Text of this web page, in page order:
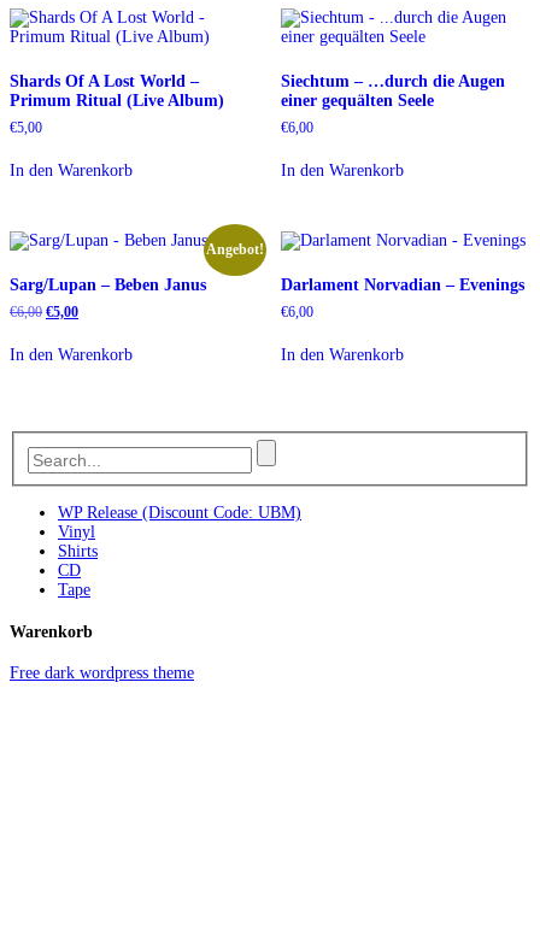
Shards Of A Lost World –
Primum Ritual (Live Album)
€5,00
In den Warenkorb
Siechtum – …durch die Augen
einer gequälten Seele
€6,00
In den Warenkorb
Angebot!
Sarg/Lupan – Beben Janus
€6,00 Ursprünglicher
war:
€6,00
€5,00Aktueller
€5,00.
In den Warenkorb
Darlament Norvadian – Evenings
€6,00
In den Warenkorb
WP Release (Discount Code: UBM)
Vinyl
Shirts
CD
Tape
Warenkorb
Free dark wordpress theme